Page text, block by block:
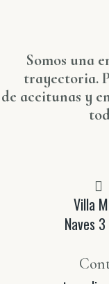
Somos una
trayectoria.
de aceitunas y
Villa
Naves